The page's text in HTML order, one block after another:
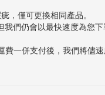
，僅可更換相同產品。
們仍會以最快速度為您
一併支付後，我們將儘速